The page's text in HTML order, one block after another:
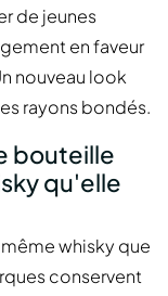
de jeunes
en faveur
nouveau look
rayons bondés.
bouteille
qu'elle
whisky que
conservent